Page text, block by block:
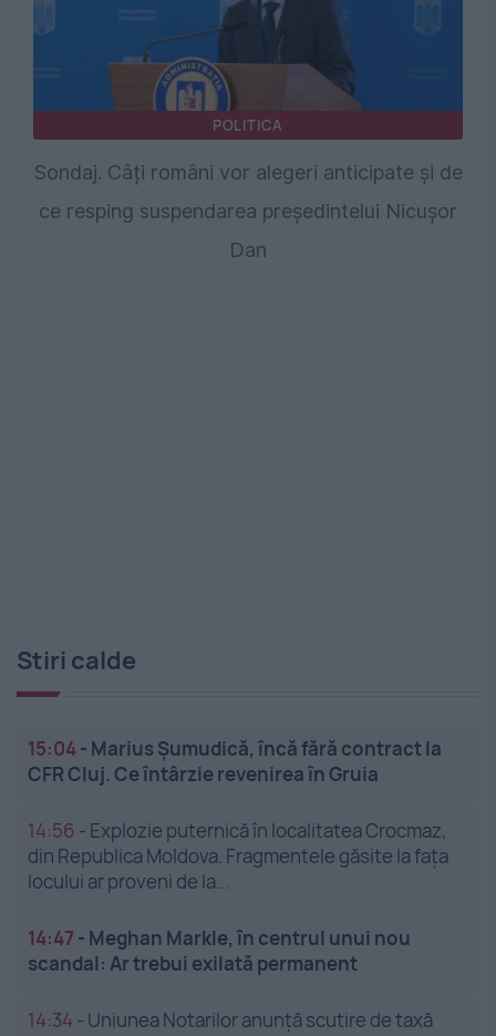
POLITICA
Sondaj. Câți români vor alegeri anticipate și de
ce resping suspendarea președintelui Nicușor
Dan
Stiri calde
15:04- Marius Șumudică, încă fără contract la
CFR Cluj. Ce întârzie revenirea în Gruia
14:56 - Explozie puternică în localitatea Crocmaz,
din Republica Moldova. Fragmentele găsite la fața
locului ar proveni de la...
14:47 - Meghan Markle, în centrul unui nou
scandal: Ar trebui exilată permanent
14:34 - Uniunea Notarilor anunță scutire de taxă